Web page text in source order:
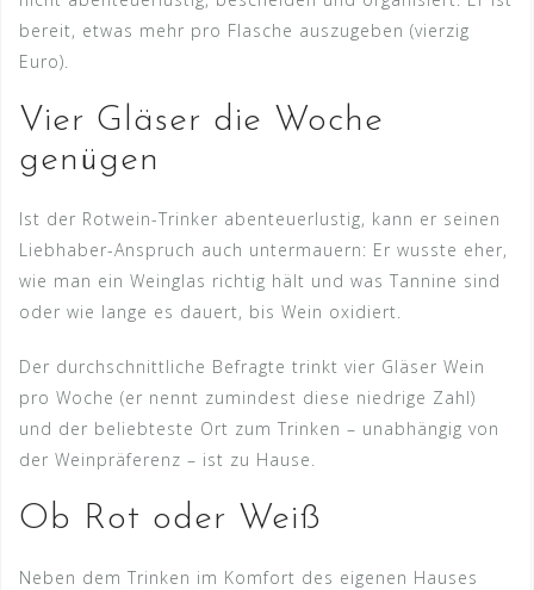
bereit, etwas mehr pro Flasche auszugeben (vierzig
Euro).
Vier Gläser die Woche
genügen
Ist der Rotwein-Trinker abenteuerlustig, kann er seinen
Liebhaber-Anspruch auch untermauern: Er wusste eher,
wie man ein Weinglas richtig hält und was Tannine sind
oder wie lange es dauert, bis Wein oxidiert.
Der durchschnittliche Befragte trinkt vier Gläser Wein
pro Woche (er nennt zumindest diese niedrige Zahl)
und der beliebteste Ort zum Trinken – unabhängig von
der Weinpräferenz – ist zu Hause.
Ob Rot oder Weiß
Neben dem Trinken im Komfort des eigenen Hauses